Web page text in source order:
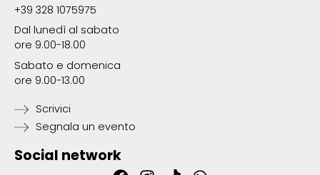
+39 328 1075975
Dal lunedì al sabato
ore 9.00-18.00
Sabato e domenica
ore 9.00-13.00
Scrivici
Segnala un evento
Social network